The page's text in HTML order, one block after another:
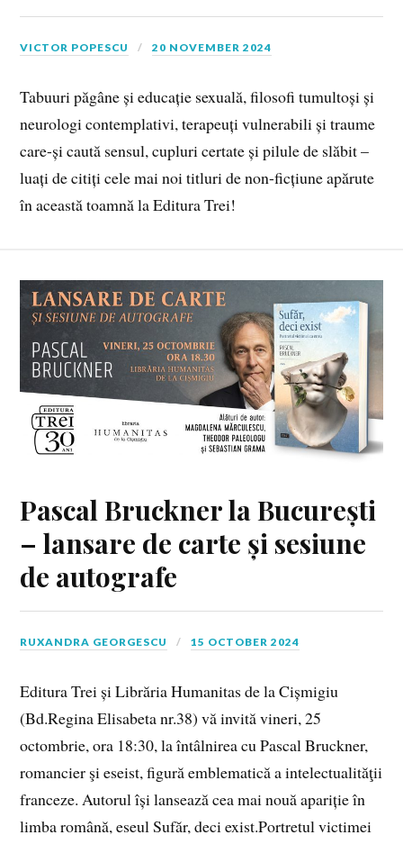
VICTOR POPESCU 20 NOVEMBER 2024
Tabuuri păgâne și educație sexuală, filosofi tumultoși și
neurologi contemplativi, terapeuți vulnerabili și traume
care-și caută sensul, cupluri certate și pilule de slăbit –
luați de citiți cele mai noi titluri de non-ficțiune apărute
în această toamnă la Editura Trei!
Pascal Bruckner la București
– lansare de carte și sesiune
de autografe
RUXANDRA GEORGESCU 15 OCTOBER 2024
Editura Trei și Librăria Humanitas de la Cișmigiu
(Bd.Regina Elisabeta nr.38) vă invită vineri, 25
octombrie, ora 18:30, la întâlnirea cu Pascal Bruckner,
romancier şi eseist, figură emblematică a intelectualităţii
franceze. Autorul își lansează cea mai nouă apariție în
limba română, eseul Sufăr, deci exist.Portretul victimei